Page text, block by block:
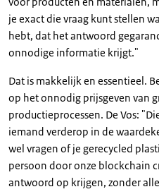
je exact die vraag kunt stellen
hebt, dat het antwoord
onnodige informatie krijgt."
Dat is makkelijk en essentieel.
op het onnodig prijsgeven van
productieprocessen. De Vos:
iemand verderop in de
wel vragen of je gerecycled
persoon door onze blockchain
antwoord op krijgen, zonder